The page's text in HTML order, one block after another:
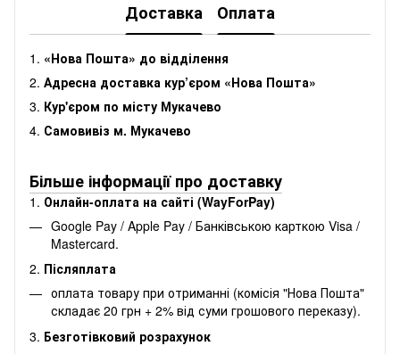
Доставка Оплата
1. «Нова Пошта» до відділення
2. Адресна доставка кур’єром «Нова Пошта»
3. Кур'єром по місту Мукачево
4. Самовивіз м. Мукачево
Більше інформації про доставку
1. Онлайн-оплата на сайті (WayForPay)
Google Pay / Apple Pay / Банківською карткою Visa /
Mastercard.
2. Післяплата
оплата товару при отриманні (комісія "Нова Пошта"
складає 20 грн + 2% від суми грошового переказу).
3. Безготівковий розрахунок